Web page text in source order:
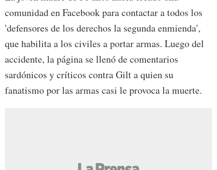
comunidad en Facebook para contactar a todos los
'defensores de los derechos la segunda enmienda',
que habilita a los civiles a portar armas. Luego del
accidente, la página se llenó de comentarios
sardónicos y críticos contra Gilt a quien su
fanatismo por las armas casi le provoca la muerte.